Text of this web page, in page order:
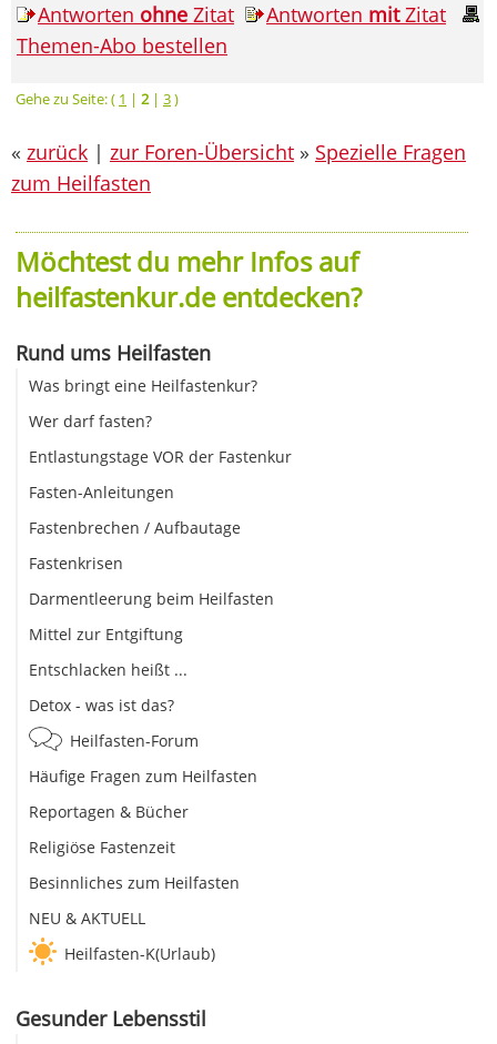
Antworten ohne Zitat Antworten mitZitat
Themen-Abo bestellen
Gehe zu Seite: ( 1 | 2| 3)
« zurück | zur Foren-Übersicht » Spezielle Fragen
zum Heilfasten
Möchtest du mehr Infos auf
heilfastenkur.de entdecken?
Rund ums Heilfasten
Was bringt eine Heilfastenkur?
Wer darf fasten?
Entlastungstage VOR der Fastenkur
Fasten-Anleitungen
Fastenbrechen / Aufbautage
Fastenkrisen
Darmentleerung beim Heilfasten
Mittel zur Entgiftung
Entschlacken heißt ...
Detox - was ist das?
Heilfasten-Forum
Häufige Fragen zum Heilfasten
Reportagen & Bücher
Religiöse Fastenzeit
Besinnliches zum Heilfasten
NEU & AKTUELL
Heilfasten-K(Urlaub)
Gesunder Lebensstil